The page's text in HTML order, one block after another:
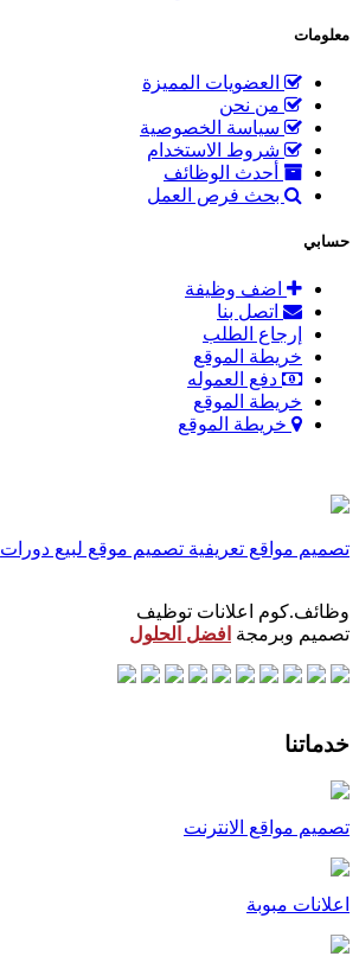
معلومات
العضويات المميزة
من نحن
سياسة الخصوصية
شروط الاستخدام
أحدث الوظائف
بحث فرص العمل
حسابي
اضف وظيفة
اتصل بنا
إرجاع الطلب
خريطة الموقع
دفع العموله
خريطة الموقع
خريطة الموقع
تصميم مواقع تعريفية تصميم موقع لبيع دورات
وظائف.كوم اعلانات توظيف
تصميم وبرمجة افضل الحلول
خدماتنا
تصميم مواقع الانترنت
اعلانات مبوبة